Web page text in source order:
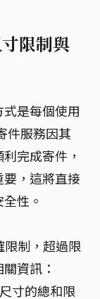
限制與
是每個使用
件服務因其
完成寄件，
，這將直接
性。
限制，超過限
資訊：
寸的總和限